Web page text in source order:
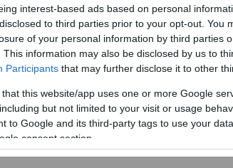
interest-based ads based on personal
to third parties prior to your opt-out. You
of your personal information by third parties
This information may also be disclosed by us to
Participants that may further disclose it to other
that this website/app uses one or more Google
but not limited to your visit or usage
to Google and its third-party tags to use your
consent section.
. Συμπεριλαμβάνονται τασυνεργείακαι
δραστηριότητες,
αερίου, ατμού και κλιματισμού.
υπηρεσίες στον τουρισμό.